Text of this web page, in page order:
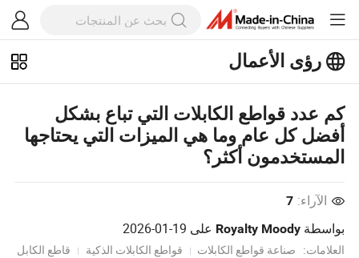
رؤى الأعمال
كم عدد قواطع الكابلات التي تباع بشكل
أفضل كل عام وما هي الميزات التي يحتاجها
المستخدمون أكثر؟
الآراء: 7
بواسطةRoyalty Moody على 2026-01-19
العلامات: صناعة قواطع الكابلات قواطع الكابلات الذكية قاطع الكابل